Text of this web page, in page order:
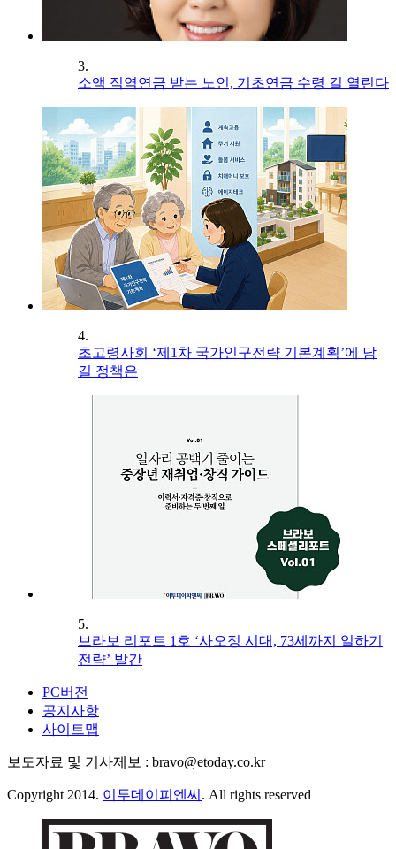
3.
소액 직역연금 받는 노인, 기초연금 수령 길 열린다
4.
초고령사회 ‘제1차 국가인구전략 기본계획’에 담
길 정책은
5.
브라보 리포트 1호 ‘사오정 시대, 73세까지 일하기
전략’ 발간
PC버전
공지사항
사이트맵
보도자료 및 기사제보 : bravo@etoday.co.kr
Copyright 2014. 이투데이피엔씨 . All rights reserved